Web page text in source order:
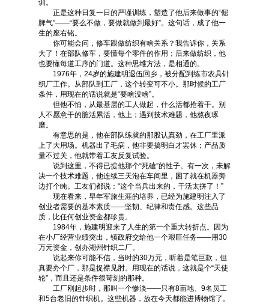
训。
正是这种日复一日的严谨训练，塑造了他后来做事的“倔
脾气”——“要么不做，要做就做到最好”。这句话，成了他一
生的座右铭。
你可能会问，修车跟做纺织有啥关系？我告诉你，关系
大了！在部队修车，要懂每个零件的作用；后来做纺织，他
也要懂每道工序的门道。这种思维方法，是相通的。
1976年，24岁的施建明退伍回乡，被分配到练市农具针
织厂工作。从部队到工厂，这个转变可不小。那时候的工厂
条件，用现在的话说就是“要啥没啥”。
但他不怕，从最基层的工人做起，什么活都抢着干。别
人不愿意干的脏活累活，他上；遇到技术难题，他熬夜琢
磨。
有意思的是，他在部队练就的那股认真劲，在工厂里派
上了大用场。机器出了毛病，他非要搞明白才罢休；产品质
量不过关，他就带着工友反复试验。
说到这里，不得已提他那个“死磕”的性子。有一次，未解
决一个技术难题，他连续三天泡在车间里，困了就在机器旁
边打个盹。工友们都说：“这个当兵出来的，干活太拼了！”
现在看来，早年军旅生涯的培养，已经为施建明注入了
创业者需要的基本素质——坚韧、纪律和责任感。这些品
质，比任何创业资金都珍贵。
1984年，施建明迎来了人生的第一个重大转折点。因为
在小厂经营业绩突出，镇政府交给他一个艰巨任务——用30
万元资金，创办湖州针织二厂。
说起来你可能不信，当时的30万元，听着是笔巨款，但
真要办个厂，那是捉襟见肘。用现在的话说，这就是个“天使
轮”，而且还是条件很苛刻的那种。
工厂刚起步时，那叫一个惨淡——只有8亩地、9名员工
和5台老旧的针织机。这些机器，放在今天都能进博物馆了。